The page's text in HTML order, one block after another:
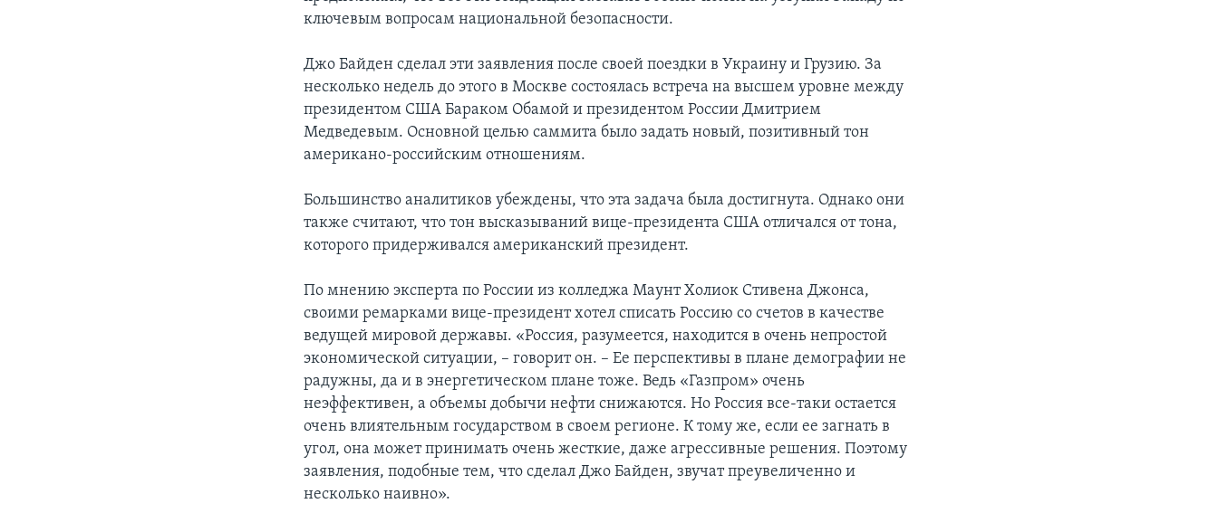
ключевым вопросам национальной безопасности.
Джо Байден сделал эти заявления после своей поездки в Украину и Грузию. За
несколько недель до этого в Москве состоялась встреча на высшем уровне между
президентом США Бараком Обамой и президентом России Дмитрием
Медведевым. Основной целью саммита было задать новый, позитивный тон
американо-российским отношениям.
Большинство аналитиков убеждены, что эта задача была достигнута. Однако они
также считают, что тон высказываний вице-президента США отличался от тона,
которого придерживался американский президент.
По мнению эксперта по России из колледжа Маунт Холиок Стивена Джонса,
своими ремарками вице-президент хотел списать Россию со счетов в качестве
ведущей мировой державы. «Россия, разумеется, находится в очень непростой
экономической ситуации, – говорит он. – Ее перспективы в плане демографии не
радужны, да и в энергетическом плане тоже. Ведь «Газпром» очень
неэффективен, а объемы добычи нефти снижаются. Но Россия все-таки остается
очень влиятельным государством в своем регионе. К тому же, если ее загнать в
угол, она может принимать очень жесткие, даже агрессивные решения. Поэтому
заявления, подобные тем, что сделал Джо Байден, звучат преувеличенно и
несколько наивно».